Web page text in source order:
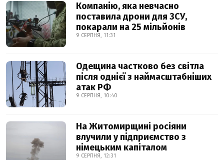
Компанію, яка невчасно
поставила дрони для ЗСУ,
покарали на 25 мільйонів
9 СЕРПНЯ, 11:31
Одещина частково без світла
після однієї з наймасштабніших
атак РФ
9 СЕРПНЯ, 10:40
На Житомирщині росіяни
влучили у підприємство з
німецьким капіталом
9 СЕРПНЯ, 12:31